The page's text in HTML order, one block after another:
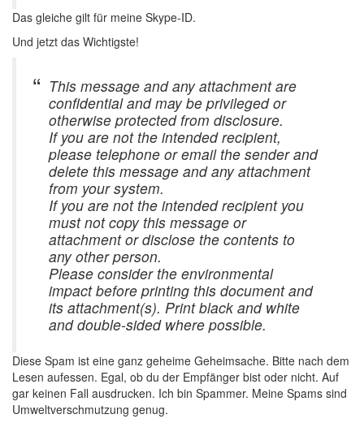
Das gleiche gilt für meine Skype-ID.
Und jetzt das Wichtigste!
This message and any attachment are
confidential and may be privileged or
otherwise protected from disclosure.
If you are not the intended recipient,
please telephone or email the sender and
delete this message and any attachment
from your system.
If you are not the intended recipient you
must not copy this message or
attachment or disclose the contents to
any other person.
Please consider the environmental
impact before printing this document and
its attachment(s). Print black and white
and double-sided where possible.
Diese Spam ist eine ganz geheime Geheimsache. Bitte nach dem
Lesen aufessen. Egal, ob du der Empfänger bist oder nicht. Auf
gar keinen Fall ausdrucken. Ich bin Spammer. Meine Spams sind
Umweltverschmutzung genug.